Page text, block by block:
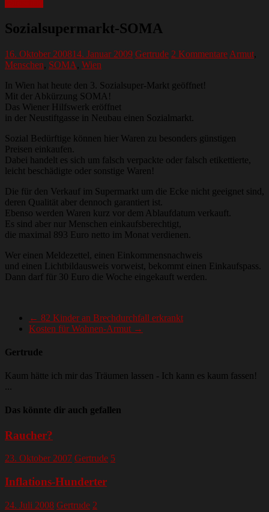
Sozialsupermarkt-SOMA
16. Oktober 200814. Januar 2009 Gertrude 2 Kommentare Armut,
Menschen, SOMA, Wien
In Wien hat heute den 3. Sozialsuper-Markt geöffnet!
Mit der Abkürzung SOMA!
Das Wiener Hilfswerk eröffnet
in der Neustiftgasse in Neubau einen Sozialmarkt.
Sozial Bedürftige können hier Waren zu besonders günstigen
Preisen einkaufen.
Dabei handelt es sich um falsch verpackte oder falsch etikettierte,
leicht beschädigte oder sonstige Waren!
Die für den Verkauf im Supermarkt um die Ecke nicht geeignet sind,
deren Qualität aber dennoch garantiert ist.
Ebenso werden Waren kurz vor dem Ablaufdatum verkauft.
Es sind aber nur Menschen einkaufsberechtigt,
die maximal 893 Euro netto im Monat verdienen.
Wer einen Meldezettel, einen Einkommensnachweis
und einen Lichtbildausweis vorweist, bekommt einen Einkaufspass.
Dann darf für 30 Euro die Woche eingekauft werden.
← 82 Kinder an Brechdurchfall erkrankt
Kosten für Wohnen-Armut →
Gertrude
Kaum hätte ich mir das Träumen lassen - Ich kann es kaum fassen!
Das könnte dir auch gefallen
Raucher?
23. Oktober 2007 Gertrude 5
Inflations-Hunderter
24. Juli 2008 Gertrude 2